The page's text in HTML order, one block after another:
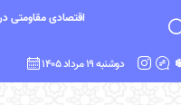
اقتصادی مقاومتی
دوشنبه 19 مرداد 1405